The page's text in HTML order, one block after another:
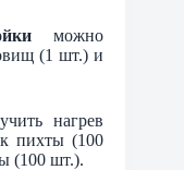
можно
(1 шт.) и
нагрев
пихты (100
(100 шт.).